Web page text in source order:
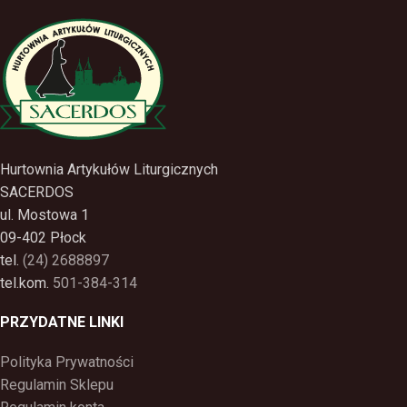
Hurtownia Artykułów Liturgicznych
SACERDOS
ul. Mostowa 1
09-402 Płock
tel. (24) 2688897
tel.kom. 501-384-314
PRZYDATNE LINKI
Polityka Prywatności
Regulamin Sklepu